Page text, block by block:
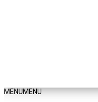
MENUMENU